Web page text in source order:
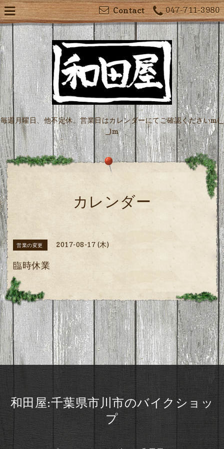
047-711-3980
Contact
毎週月曜日、他不定休。営業日はカレンダーにてご確認くださいm(_
_)m
カレンダー
営業の変更 2017-08-17 (木)
臨時休業
和田屋:千葉県市川市のバイクショッ
プ